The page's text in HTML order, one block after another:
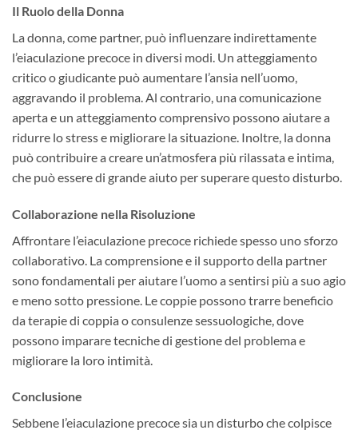
Il Ruolo della Donna
La donna, come partner, può influenzare indirettamente
l’eiaculazione precoce in diversi modi. Un atteggiamento
critico o giudicante può aumentare l’ansia nell’uomo,
aggravando il problema. Al contrario, una comunicazione
aperta e un atteggiamento comprensivo possono aiutare a
ridurre lo stress e migliorare la situazione. Inoltre, la donna
può contribuire a creare un’atmosfera più rilassata e intima,
che può essere di grande aiuto per superare questo disturbo.
Collaborazione nella Risoluzione
Affrontare l’eiaculazione precoce richiede spesso uno sforzo
collaborativo. La comprensione e il supporto della partner
sono fondamentali per aiutare l’uomo a sentirsi più a suo agio
e meno sotto pressione. Le coppie possono trarre beneficio
da terapie di coppia o consulenze sessuologiche, dove
possono imparare tecniche di gestione del problema e
migliorare la loro intimità.
Conclusione
Sebbene l’eiaculazione precoce sia un disturbo che colpisce